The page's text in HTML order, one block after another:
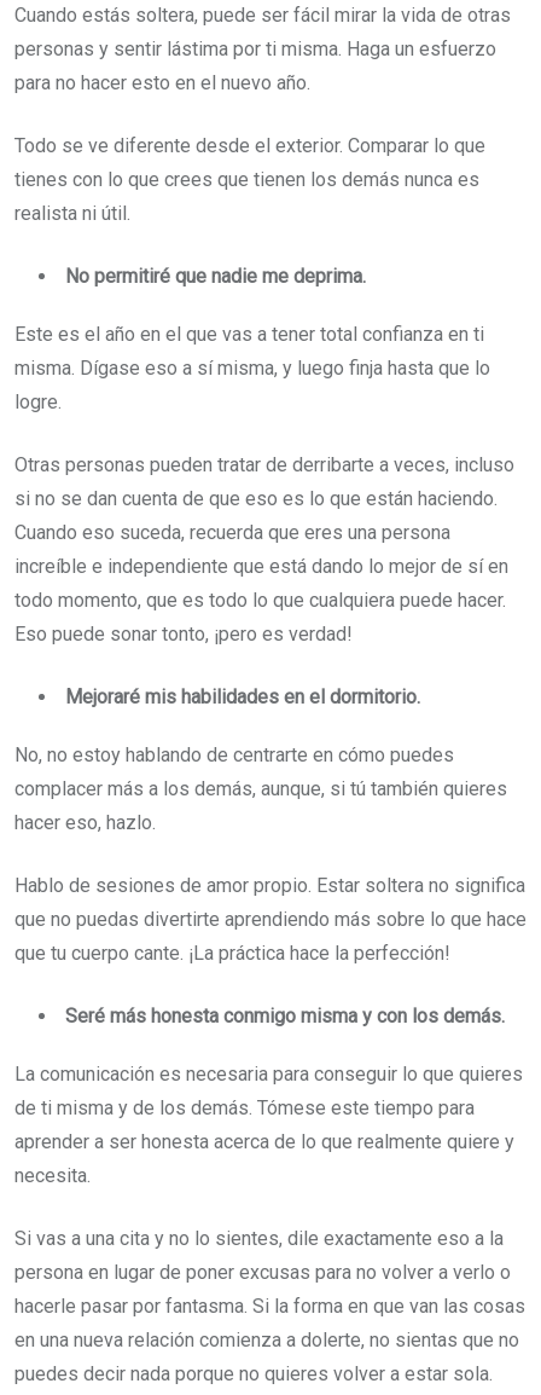
Cuando estás soltera, puede ser fácil mirar la vida de otras
personas y sentir lástima por ti misma. Haga un esfuerzo
para no hacer esto en el nuevo año.
Todo se ve diferente desde el exterior. Comparar lo que
tienes con lo que crees que tienen los demás nunca es
realista ni útil.
No permitiré que nadie me deprima.
Este es el año en el que vas a tener total confianza en ti
misma. Dígase eso a sí misma, y luego finja hasta que lo
logre.
Otras personas pueden tratar de derribarte a veces, incluso
si no se dan cuenta de que eso es lo que están haciendo.
Cuando eso suceda, recuerda que eres una persona
increíble e independiente que está dando lo mejor de sí en
todo momento, que es todo lo que cualquiera puede hacer.
Eso puede sonar tonto, ¡pero es verdad!
Mejoraré mis habilidades en el dormitorio.
No, no estoy hablando de centrarte en cómo puedes
complacer más a los demás, aunque, si tú también quieres
hacer eso, hazlo.
Hablo de sesiones de amor propio. Estar soltera no significa
que no puedas divertirte aprendiendo más sobre lo que hace
que tu cuerpo cante. ¡La práctica hace la perfección!
Seré más honesta conmigo misma y con los demás.
La comunicación es necesaria para conseguir lo que quieres
de ti misma y de los demás. Tómese este tiempo para
aprender a ser honesta acerca de lo que realmente quiere y
necesita.
Si vas a una cita y no lo sientes, dile exactamente eso a la
persona en lugar de poner excusas para no volver a verlo o
hacerle pasar por fantasma. Si la forma en que van las cosas
en una nueva relación comienza a dolerte, no sientas que no
puedes decir nada porque no quieres volver a estar sola.